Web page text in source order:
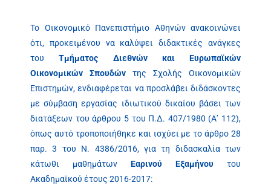
Το Οικονομικό Πανεπιστήμιο Αθηνών ανακοινώνει
ότι, προκειμένου να καλύψει διδακτικές ανάγκες
τουΤμήματος Διεθνών και Ευρωπαϊκών
Οικονομικών Σπουδών της Σχολής Οικονομικών
Επιστημών, ενδιαφέρεται να προσλάβει διδάσκοντες
με σύμβαση εργασίας ιδιωτικού δικαίου βάσει των
διατάξεων του άρθρου 5 του Π.Δ. 407/1980 (Α’ 112),
όπως αυτό τροποποιήθηκε και ισχύει με το άρθρο 28
παρ. 3 του Ν. 4386/2016, για τη διδασκαλία των
κάτωθι μαθημάτων Εαρινού Εξαμήνου του
Ακαδημαϊκού έτους 2016-2017: